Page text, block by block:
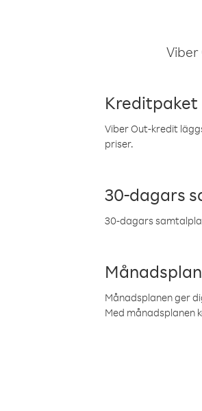
Viber
Kreditpaket
Viber Out-kredit
priser.
30-dagars
30-dagars
Månadsplanen ger
Med månadsplanen